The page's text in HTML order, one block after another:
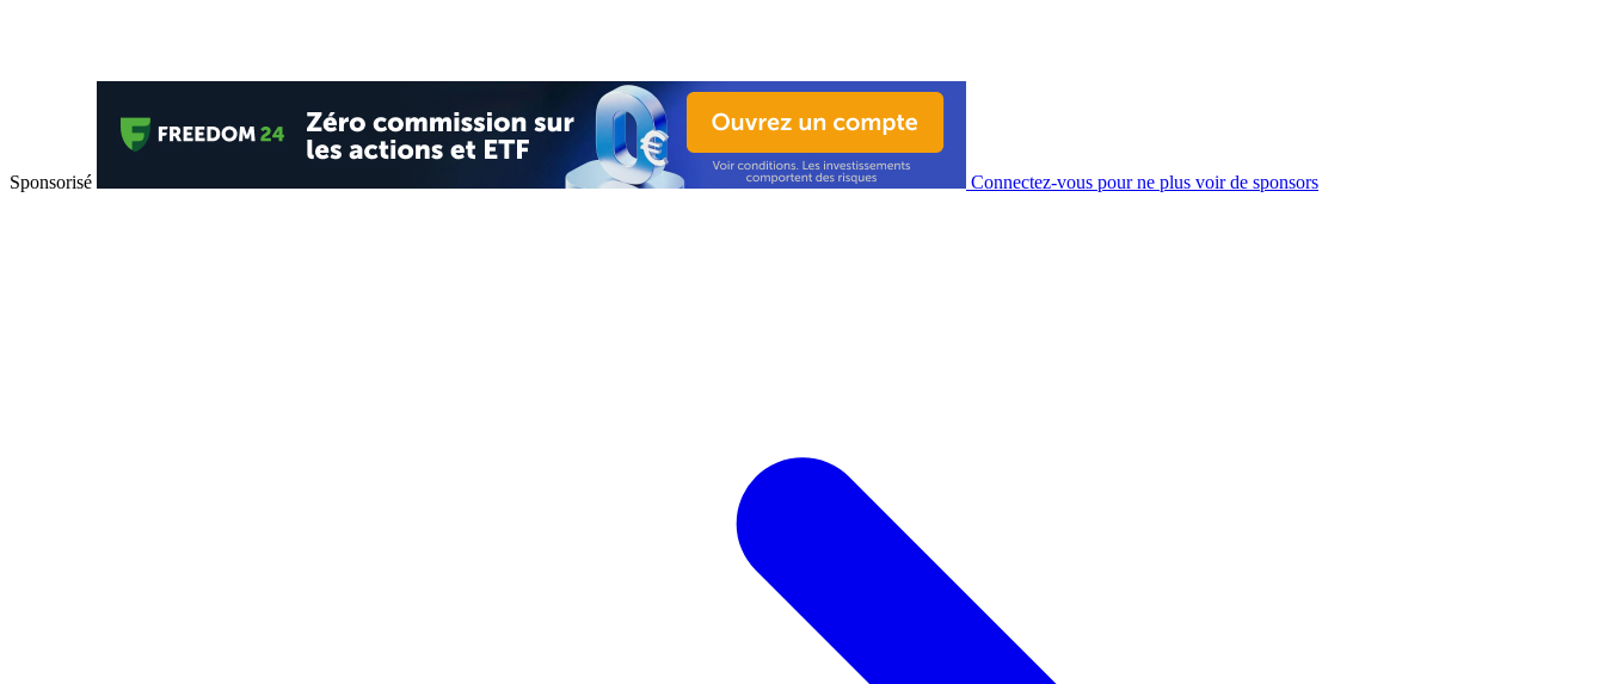
Sponsorisé Connectez-vous pour ne plus voir de sponsors